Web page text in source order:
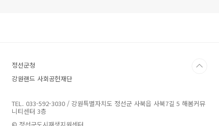
정선군청
강원랜드 사회공헌재단
TEL. 033-592-3030 / 강원특별자치도 정선군 사북읍 사북7길 5 해봄커뮤
니티센터 3층